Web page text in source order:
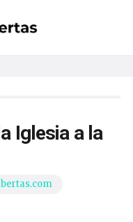
Iglesia a la